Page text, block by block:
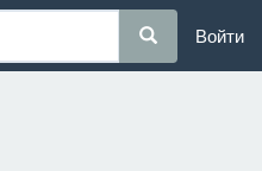
Войти